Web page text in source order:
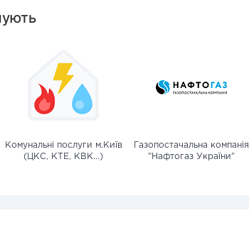
Комунальні послуги м.Київ
(ЦКС, КТЕ, КВК...)
Газопостачальна компанія
"Нафтогаз України"